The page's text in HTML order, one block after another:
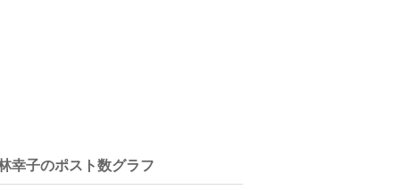
幸子のポスト数グラフ